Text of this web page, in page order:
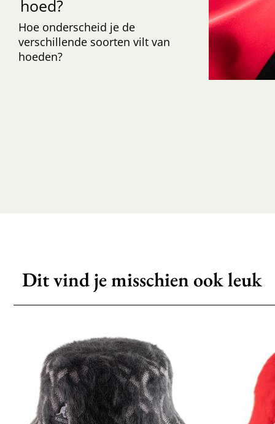
hoed?
Hoe onderscheid je de
verschillende soorten vilt van
hoeden?
Dit vind je misschien ook leuk